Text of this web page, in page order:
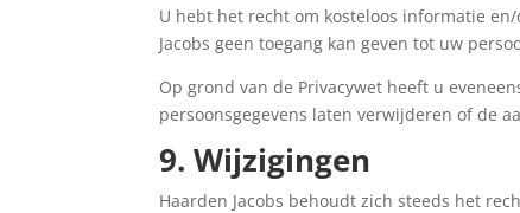
U hebt het recht om kosteloos informatie
Jacobs geen toegang kan geven tot uw
Op grond van de Privacywet heeft u
persoonsgegevens laten verwijderen of de
9. Wijzigingen
Haarden Jacobs behoudt zich steeds het